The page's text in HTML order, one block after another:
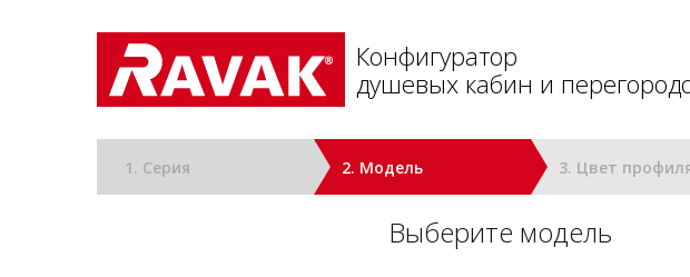
Конфигуратор
душевых кабин и
1. Серия 2. Модель 3. Цвет
Выберите модель